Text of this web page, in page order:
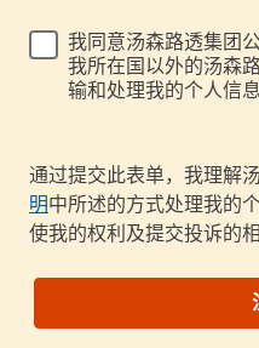
我同意汤森路透集团
我所在国以外的汤森
输和处理我的个人信息
通过提交此表单，我理解
明中所述的方式处理我的
使我的权利及提交投诉的相